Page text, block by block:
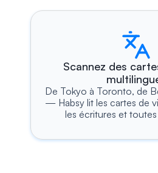
Scannez des
De Tokyo à Toronto, de
— Habsy lit les cartes de
les écritures et toutes